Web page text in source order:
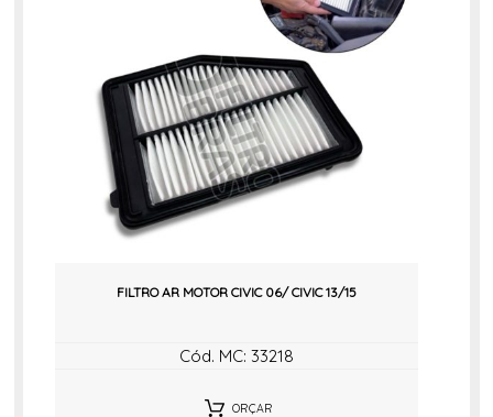
FILTRO AR MOTOR CIVIC 06/ CIVIC 13/15
Cód. MC: 33218
ORÇAR